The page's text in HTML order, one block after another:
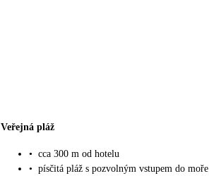
Veřejná pláž
• cca 300 m od hotelu
• písčitá pláž s pozvolným vstupem do moře